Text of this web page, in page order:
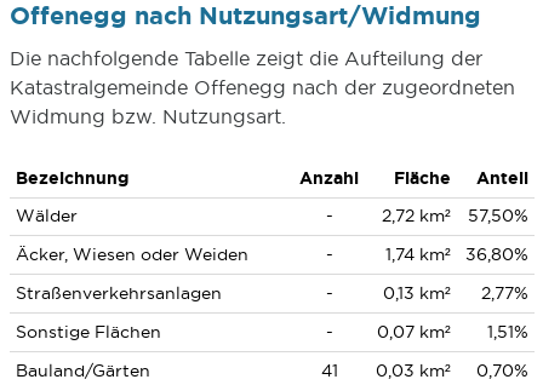
Offenegg nach Nutzungsart/Widmung
Die nachfolgende Tabelle zeigt die Aufteilung der
Katastralgemeinde Offenegg nach der zugeordneten
Widmung bzw. Nutzungsart.
Bezeichnung Anzahl Fläche
Anteil
Wälder
- 2,72 km²
57,50%
Äcker, Wiesen oder Weiden
- 1,74 km²
36,80%
Straßenverkehrsanlagen
- 0,13 km²
2,77%
Sonstige Flächen
- 0,07 km²
1,51%
Bauland/Gärten
41 0,03 km² 0,70%